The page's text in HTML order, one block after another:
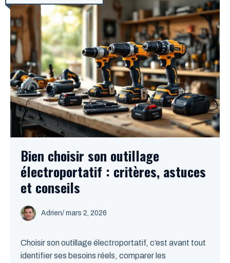
Bien choisir son outillage
électroportatif : critères, astuces
et conseils
Adrien/ mars 2, 2026
Choisir son outillage électroportatif, c’est avant tout
identifier ses besoins réels, comparer les